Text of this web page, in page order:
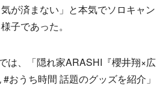
が済まない」と本気でソロキャン
子であった。
は、「隠れ家ARASHI『櫻井翔×広
おうち時間 話題のグッズを紹介」